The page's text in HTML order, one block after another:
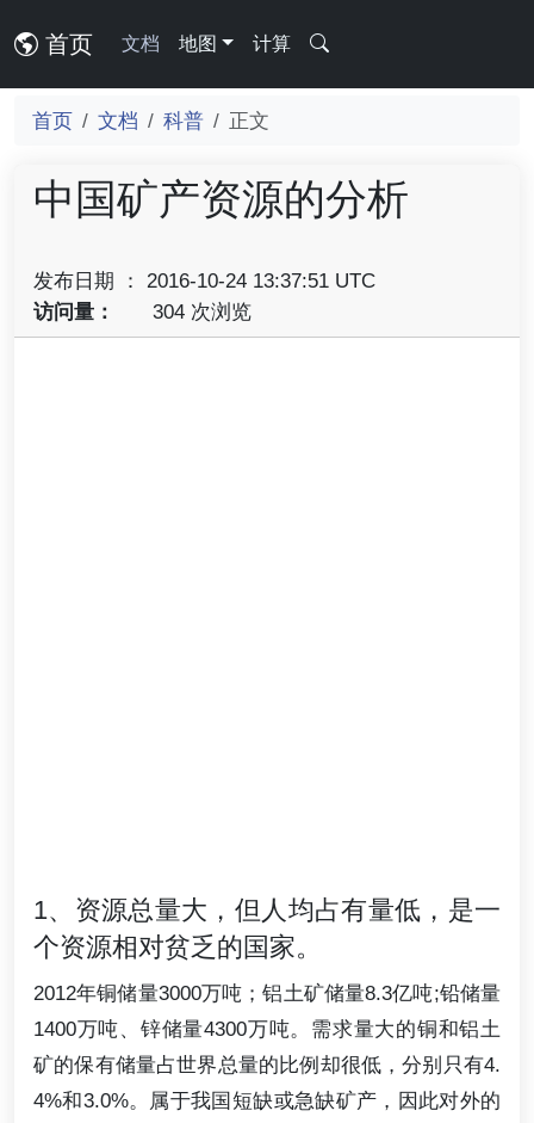
首页 文档 地图 计算
首页 文档 科普 正文
中国矿产资源的分析
发布日期 ： 2016-10-24 13:37:51 UTC
访问量：
304 次浏览
1、资源总量大，但人均占有量低，是一
个资源相对贫乏的国家。
2012年铜储量3000万吨；铝土矿储量8.3亿吨;铅储量
1400万吨、锌储量4300万吨。需求量大的铜和铝土
矿的保有储量占世界总量的比例却很低，分别只有4.
4%和3.0%。属于我国短缺或急缺矿产，因此对外的